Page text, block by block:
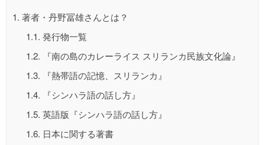
1. 著者・丹野冨雄さんとは？
1.1. 発行物一覧
1.2. 『南の島のカレーライス スリランカ民族文化論』
1.3. 『熱帯語の記憶、スリランカ』
1.4. 『シンハラ語の話し方』
1.5. 英語版『シンハラ語の話し方』
1.6. 日本に関する著書